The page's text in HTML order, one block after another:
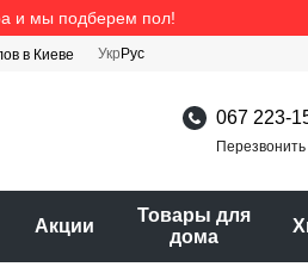
и мы подберем пол!
в Киеве Укр Рус
067 223-
Акции
Товары для
дома